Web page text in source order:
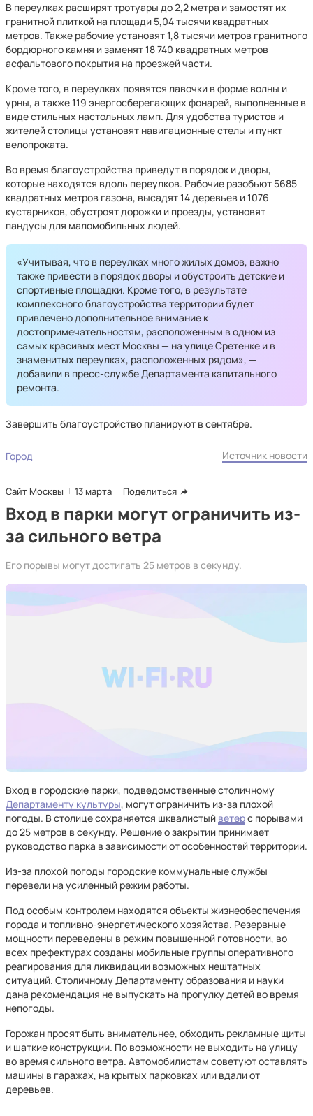
В переулках расширят тротуары до 2,2 метра и замостят их
гранитной плиткой на площади 5,04 тысячи квадратных
метров. Также рабочие установят 1,8 тысячи метров гранитного
бордюрного камня и заменят 18 740 квадратных метров
асфальтового покрытия на проезжей части.
Кроме того, в переулках появятся лавочки в форме волны и
урны, а также 119 энергосберегающих фонарей, выполненные в
виде стильных настольных ламп. Для удобства туристов и
жителей столицы установят навигационные стелы и пункт
велопроката.
Во время благоустройства приведут в порядок и дворы,
которые находятся вдоль переулков. Рабочие разобьют 5685
квадратных метров газона, высадят 14 деревьев и 1076
кустарников, обустроят дорожки и проезды, установят
пандусы для маломобильных людей.
«Учитывая, что в переулках много жилых домов, важно
также привести в порядок дворы и обустроить детские и
спортивные площадки. Кроме того, в результате
комплексного благоустройства территории будет
привлечено дополнительное внимание к
достопримечательностям, расположенным в одном из
самых красивых мест Москвы — на улице Сретенке и в
знаменитых переулках, расположенных рядом», —
добавили в пресс-службе Департамента капитального
ремонта.
Завершить благоустройство планируют в сентябре.
Город Источник новости
Сайт Москвы 13 марта Поделиться
Вход в парки могут ограничить из-
за сильного ветра
Его порывы могут достигать 25 метров в секунду.
Вход в городские парки, подведомственные столичному
Департаменту культуры, могут ограничить из-за плохой
погоды. В столице сохраняется шквалистый ветерс порывами
до 25 метров в секунду. Решение о закрытии принимает
руководство парка в зависимости от особенностей территории.
Из-за плохой погоды городские коммунальные службы
перевели на усиленный режим работы.
Под особым контролем находятся объекты жизнеобеспечения
города и топливно-энергетического хозяйства. Резервные
мощности переведены в режим повышенной готовности, во
всех префектурах созданы мобильные группы оперативного
реагирования для ликвидации возможных нештатных
ситуаций. Столичному Департаменту образования и науки
дана рекомендация не выпускать на прогулку детей во время
непогоды.
Горожан просят быть внимательнее, обходить рекламные щиты
и шаткие конструкции. По возможности не выходить на улицу
во время сильного ветра. Автомобилистам советуют оставлять
машины в гаражах, на крытых парковках или вдали от
деревьев.